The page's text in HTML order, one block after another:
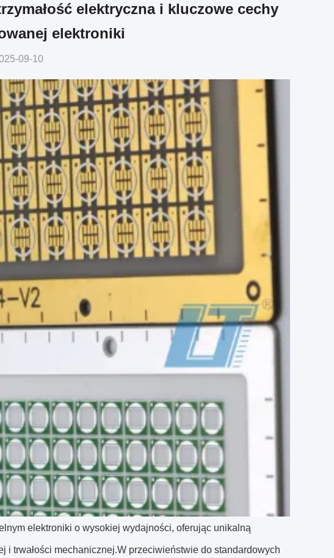
elektryczna i kluczowe cechy
elektroniki
09-10
elektroniki o wysokiej wydajności, oferując unikalną
trwałości mechanicznej.W przeciwieństwie do standardowych